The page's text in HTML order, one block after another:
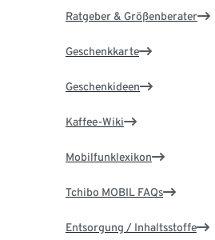
Ratgeber & Größenberater
Geschenkkarte
Geschenkideen
Kaffee-Wiki
Mobilfunklexikon
Tchibo MOBIL FAQs
Entsorgung / Inhaltsstoffe